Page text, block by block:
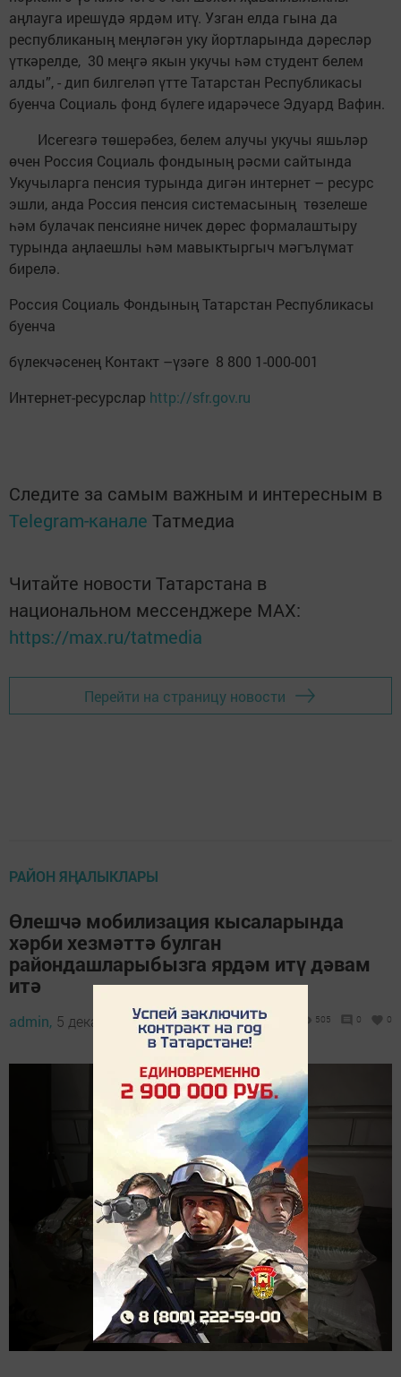
аңлауга ирешүдә ярдәм итү. Узган елда гына да
республиканың меңләгән уку йортларында дәресләр
үткәрелде, 30 меңгә якын укучы һәм студент белем
алды”, - дип билгеләп үтте Татарстан Республикасы
буенча Социаль фонд бүлеге идарәчесе Эдуард Вафин.
Исегезгә төшерәбез, белем алучы укучы яшьләр
өчен Россия Социаль фондының рәсми сайтында
Укучыларга пенсия турында дигән интернет – ресурс
эшли, анда Россия пенсия системасының төзелеше
һәм булачак пенсияне ничек дөрес формалаштыру
турында аңлаешлы һәм мавыктыргыч мәгълүмат
бирелә.
Россия Социаль Фондының Татарстан Республикасы
буенча
бүлекчәсенең Контакт –үзәге 8 800 1-000-001
Интернет-ресурслар http://sfr.gov.ru
Следите за самым важным и интересным в
Telegram-канале Татмедиа
Читайте новости Татарстана в
национальном мессенджере MАХ:
https://max.ru/tatmedia
Перейти на страницу новости
РАЙОН ЯҢАЛЫКЛАРЫ
Өлешчә мобилизация кысаларында
хәрби хезмәттә булган
райондашларыбызга ярдәм итү дәвам
итә
admin, 5 декабрь 2023 - 08:35 505 0 0